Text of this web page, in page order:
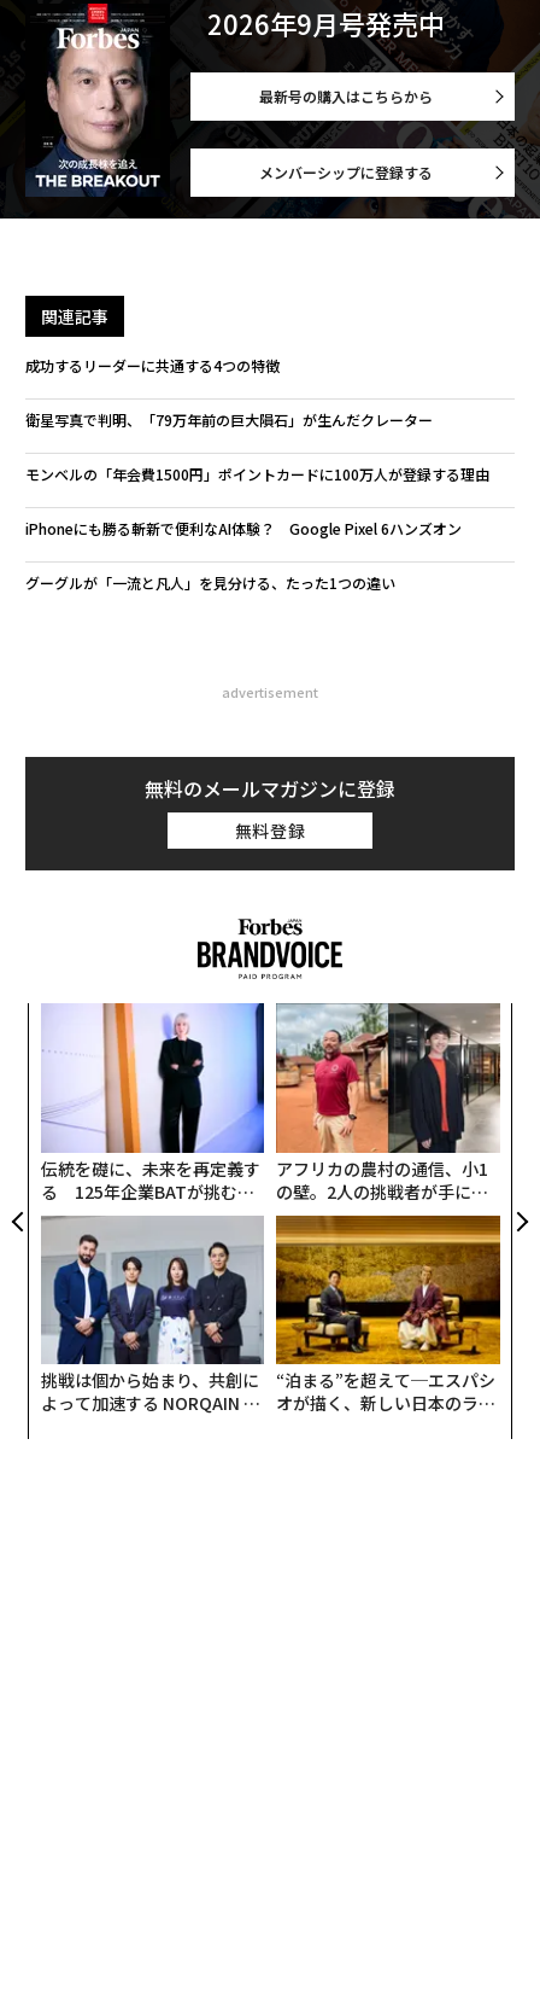
2026年9月号発売中
最新号の購入はこちらから
メンバーシップに登録する
関連記事
成功するリーダーに共通する4つの特徴
衛星写真で判明、「79万年前の巨大隕石」が生んだクレーター
モンベルの「年会費1500円」ポイントカードに100万人が登録する理由
iPhoneにも勝る斬新で便利なAI体験？ Google Pixel 6ハンズオン
グーグルが「一流と凡人」を見分ける、たった1つの違い
advertisement
無料のメールマガジンに登録
無料登録
伝統を礎に、未来を再定義す
る 125年企業BATが挑むス
モークレスな未来
アフリカの農村の通信、小1
の壁。2人の挑戦者が手にし
た「次なる武器」
挑戦は個から始まり、共創に
よって加速する NORQAIN JA
“泊まる”を超えて─エスパシ
オが描く、新しい日本のラグ